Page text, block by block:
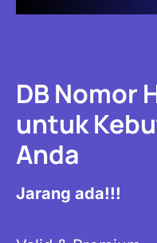
DB Nomor
untuk
Anda
Jarang ada!!!